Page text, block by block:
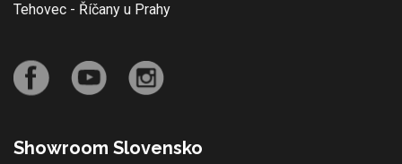
Tehovec - Říčany u Prahy
Showroom Slovensko